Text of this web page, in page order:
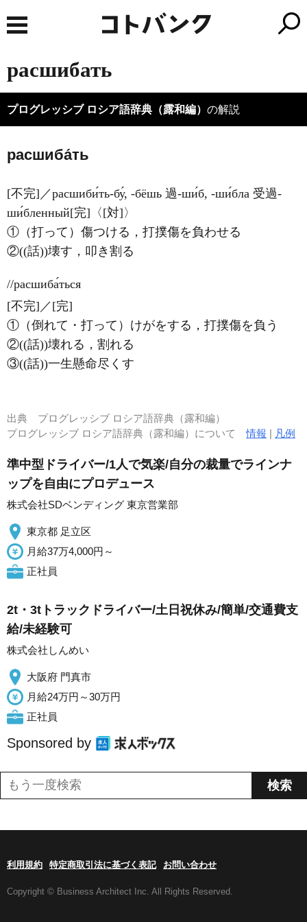
расшибать
プログレッシブ ロシア語辞典（露和編） の解説
расшиба́ть
[不完]／расшиби́ть-бу́, -бёшь 過-ши́б, -ши́бла 受過-
ши́бленный[完]〈[対]〉
①（打って）傷つける，打撲傷を負わせる
②((話))壊す，叩き割る
//расшиба́ться
[不完]／[完]
①（倒れて・打って）けがをする，打撲傷を負う
②((話))壊れる，割れる
③((話))一生懸命尽くす
出典 プログレッシブ ロシア語辞典（露和編）
プログレッシブ ロシア語辞典（露和編）について情報 | 凡例
準中型ドライバー/1人で気楽/自分の裁量でラインナ
ップを自由にプロデュース
株式会社SDベンディング 東京営業部
東京都 足立区
月給37万4,000円～
正社員
2t・3tトラックドライバー/土日祝休み/簡単/交通費支
給/未経験可
株式会社しんめい
大阪府 門真市
月給24万円～30万円
正社員
Sponsored by
利用規約 特定商取引法に基づく表記 お問い合わせ
Copyright © Business Architect Inc. All Rights Reserved.